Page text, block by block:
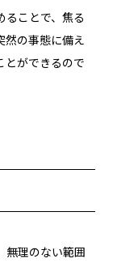
ることで、焦る
然の事態に備え
とができるので
無理のない範囲